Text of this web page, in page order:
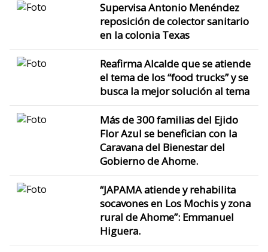
Supervisa Antonio Menéndez
reposición de colector sanitario
en la colonia Texas
Reafirma Alcalde que se atiende
el tema de los “food trucks” y se
busca la mejor solución al tema
Más de 300 familias del Ejido
Flor Azul se benefician con la
Caravana del Bienestar del
Gobierno de Ahome.
“JAPAMA atiende y rehabilita
socavones en Los Mochis y zona
rural de Ahome”: Emmanuel
Higuera.